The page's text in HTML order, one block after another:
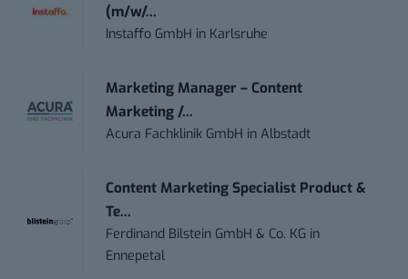
(m/w/...
Instaffo GmbH in Karlsruhe
Marketing Manager – Content
Marketing /...
Acura Fachklinik GmbH inAlbstadt
Content Marketing Specialist Product &
Te...
Ferdinand Bilstein GmbH & Co. KG in
Ennepetal